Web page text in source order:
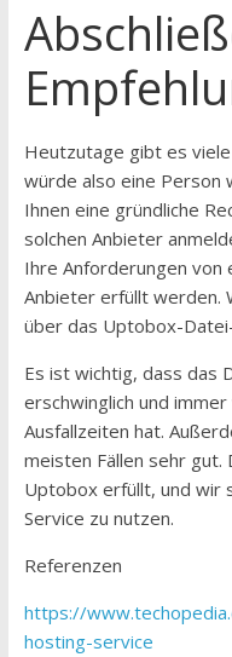
Heutzutage gibt es
würde also eine Person
Ihnen eine gründliche
solchen Anbieter
Ihre Anforderungen
Anbieter erfüllt werden.
über das Uptobox-
Es ist wichtig, dass das
erschwinglich und
Ausfallzeiten hat.
meisten Fällen sehr gut.
Uptobox erfüllt, und wir
Service zu nutzen.
Referenzen
https://
hosting-service